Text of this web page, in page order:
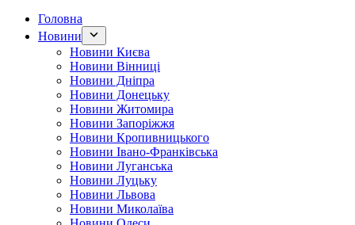
Головна
Новини
Новини Києва
Новини Вінниці
Новини Дніпра
Новини Донецьку
Новини Житомира
Новини Запоріжжя
Новини Кропивницького
Новини Івано-Франківська
Новини Луганська
Новини Луцьку
Новини Львова
Новини Миколаїва